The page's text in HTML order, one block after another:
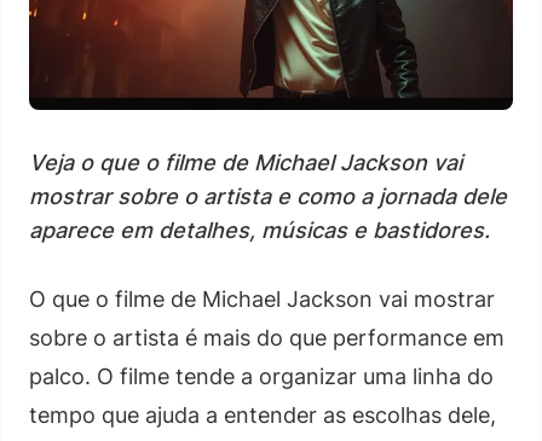
Veja o que o filme de Michael Jackson vai
mostrar sobre o artista e como a jornada dele
aparece em detalhes, músicas e bastidores.
O que o filme de Michael Jackson vai mostrar
sobre o artista é mais do que performance em
palco. O filme tende a organizar uma linha do
tempo que ajuda a entender as escolhas dele,